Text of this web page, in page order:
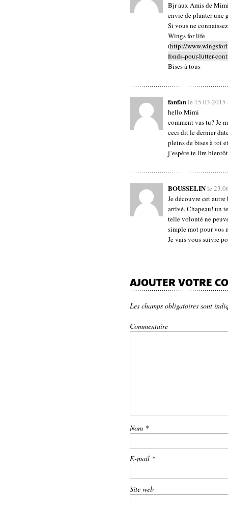
Bjr aux Amis de
envie de planter une
Si vous ne
Wings for life
(http://
fonds-pour-lutter-
Bises à tous
fanfanle 15.03.2015
hello Mimi
comment vas tu? Je
ceci dit le dernier
pleins de bises à toi
j’espère te lire bientôt
BOUSSELINle
Je découvre cet
arrivé. Chapeau! un
telle volonté ne
simple mot pour vos
Je vais vous suivre
AJOUTER VOTRE
Les champs obligatoires sont
Commentaire
Nom *
E-mail *
Site web